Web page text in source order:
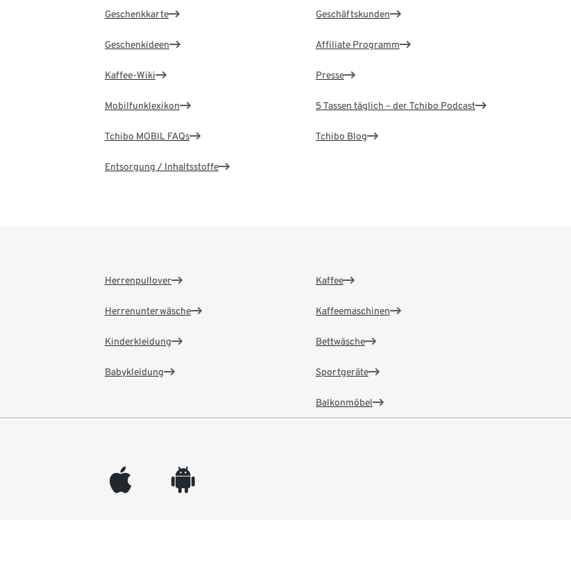
Geschenkkarte
Geschenkideen
Kaffee-Wiki
Mobilfunklexikon
Tchibo MOBIL FAQs
Entsorgung / Inhaltsstoffe
Geschäftskunden
Affiliate Programm
Presse
5 Tassen täglich – der Tchibo Podcast
Tchibo Blog
Herrenpullover
Herrenunterwäsche
Kinderkleidung
Babykleidung
Kaffee
Kaffeemaschinen
Bettwäsche
Sportgeräte
Balkonmöbel
appleinc android